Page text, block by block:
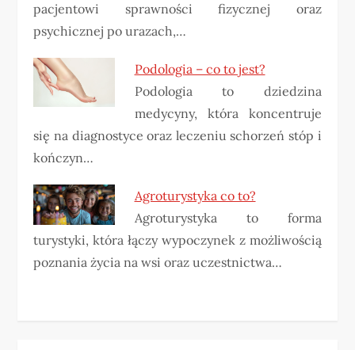
pacjentowi sprawności fizycznej oraz
psychicznej po urazach,…
Podologia – co to jest?
Podologia to dziedzina
medycyny, która koncentruje
się na diagnostyce oraz leczeniu schorzeń stóp i
kończyn…
Agroturystyka co to?
Agroturystyka to forma
turystyki, która łączy wypoczynek z możliwością
poznania życia na wsi oraz uczestnictwa…